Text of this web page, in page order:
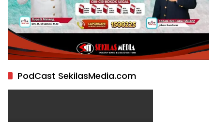
PodCast SekilasMedia.com